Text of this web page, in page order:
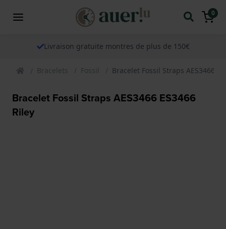
0
Livraison gratuite montres de plus de 150€
Bracelets Fossil Bracelet Fossil Straps AES3466
Bracelet Fossil Straps AES3466 ES3466
Riley